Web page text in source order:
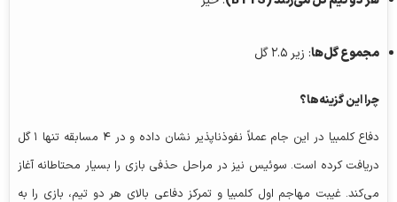
مجموع گل‌ها: زیر ۲.۵ گل
چرا این گزینه‌ها؟
دفاع کلمبیا در این جام عملاً نفوذناپذیر نشان داده و در ۴ مسابقه تنها ۱ گل
دریافت کرده است. سوئیس نیز در مراحل حذفی بازی را بسیار محتاطانه آغاز
می‌کند. غیبت مهاجم اول کلمبیا و تمرکز دفاعی بالای هر دو تیم، بازی را به